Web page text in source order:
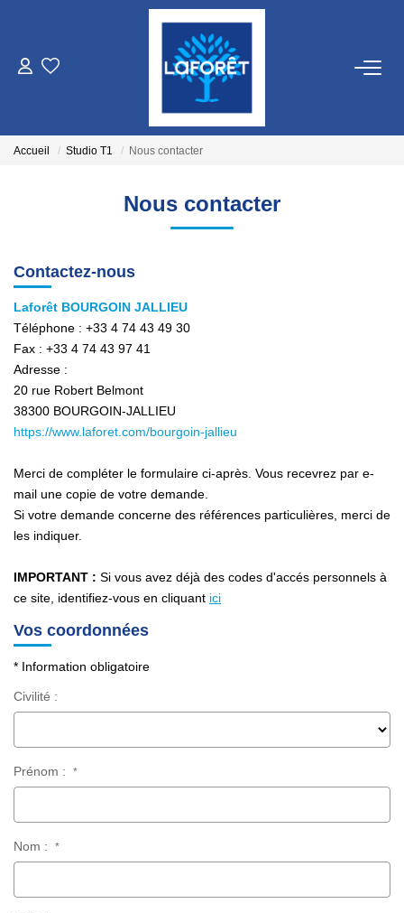
LOCATIONS
GESTION
NOS AGENCES
Qui Sommes Nous
Nos Services
Avis Clients
Nos Actualités
CONTACT
Accueil Studio T1 Nous contacter
Nous contacter
Contactez-nous
Laforêt BOURGOIN JALLIEU
Téléphone : +33 4 74 43 49 30
Fax : +33 4 74 43 97 41
Adresse :
20 rue Robert Belmont
38300 BOURGOIN-JALLIEU
https://www.laforet.com/bourgoin-jallieu
Merci de compléter le formulaire ci-après. Vous recevrez par e-
mail une copie de votre demande.
Si votre demande concerne des références particulières, merci de
les indiquer.
IMPORTANT : Si vous avez déjà des codes d'accés personnels à
ce site, identifiez-vous en cliquant ici
Vos coordonnées
* Information obligatoire
Civilité :
Prénom : *
Nom : *